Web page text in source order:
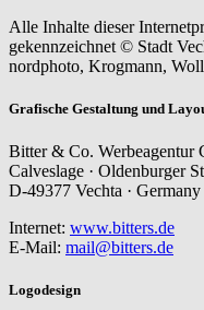
Alle Inhalte dieser
gekennzeichnet © Stadt
nordphoto, Krogmann,
Grafische Gestaltung und
Bitter & Co. Werbeagentur
Calveslage · Oldenburger
D-49377 Vechta · Germany
Internet: www.bitters.de
E-Mail: mail@bitters.de
Logodesign